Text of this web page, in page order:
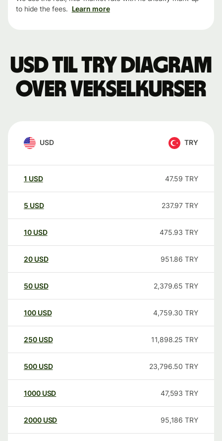
to hide the fees. Learn more
USD til TRY Diagram
over vekselkurser
USD TRY
1 USD 47.59 TRY
5 USD 237.97 TRY
10 USD 475.93 TRY
20 USD 951.86 TRY
50 USD 2,379.65 TRY
100 USD 4,759.30 TRY
250 USD 11,898.25 TRY
500 USD 23,796.50 TRY
1000 USD 47,593 TRY
2000 USD 95,186 TRY